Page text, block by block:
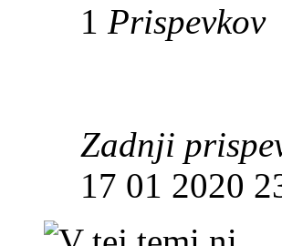
1 Prispevkov
Zadnji
17 01 2020